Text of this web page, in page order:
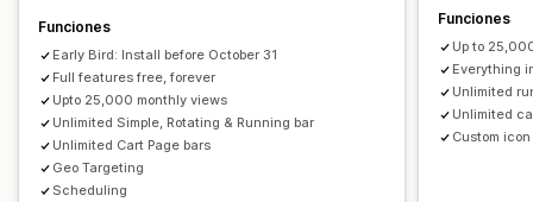
Funciones
Early Bird: Install before October 31
Full features free, forever
Upto 25,000 monthly views
Unlimited Simple, Rotating & Running bar
Unlimited Cart Page bars
Geo Targeting
Scheduling
Funciones
Up to
Everything
Unlimited
Unlimited
Custom